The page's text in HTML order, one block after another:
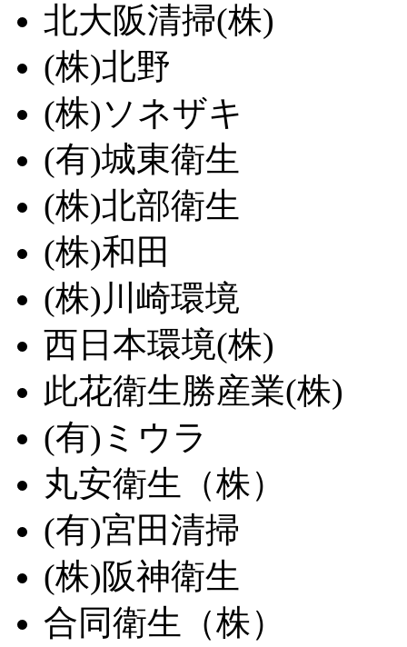
北大阪清掃(株)
(株)北野
(株)ソネザキ
(有)城東衛生
(株)北部衛生
(株)和田
(株)川崎環境
西日本環境(株)
此花衛生勝産業(株)
(有)ミウラ
丸安衛生（株）
(有)宮田清掃
(株)阪神衛生
合同衛生（株）